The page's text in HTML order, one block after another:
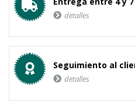
detalles
Seguimiento al
detalles